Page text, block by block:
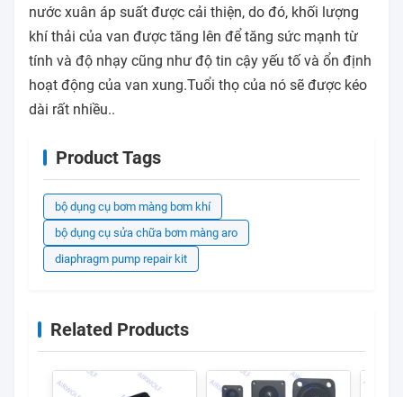
nước xuân áp suất được cải thiện, do đó, khối lượng
khí thải của van được tăng lên để tăng sức mạnh từ
tính và độ nhạy cũng như độ tin cậy yếu tố và ổn định
hoạt động của van xung.Tuổi thọ của nó sẽ được kéo
dài rất nhiều..
Product Tags
bộ dụng cụ bơm màng bơm khí
bộ dụng cụ sửa chữa bơm màng aro
diaphragm pump repair kit
Related Products